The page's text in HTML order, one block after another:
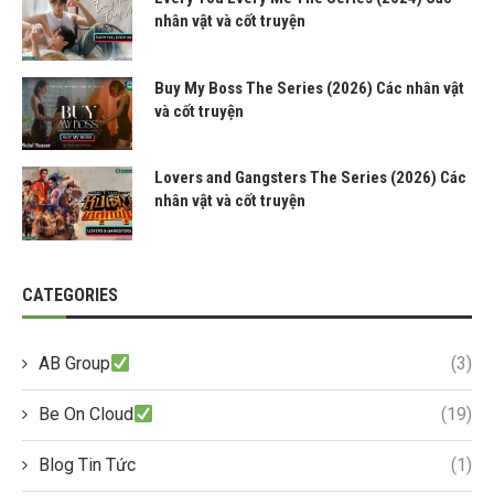
nhân vật và cốt truyện
Buy My Boss The Series (2026) Các nhân vật
và cốt truyện
Lovers and Gangsters The Series (2026) Các
nhân vật và cốt truyện
CATEGORIES
AB Group (3)
Be On Cloud (19)
Blog Tin Tức (1)